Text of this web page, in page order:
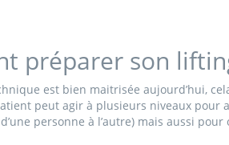
préparer son
est bien maitrisée aujourd’hui,
peut agir à plusieurs niveaux pour
personne à l’autre) mais aussi